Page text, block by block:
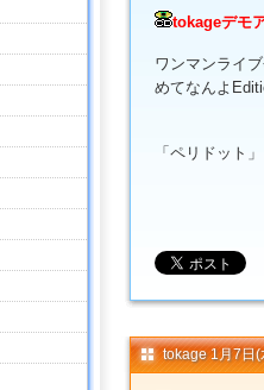
tokageデモ
ワンマンライ
めてなんよ
「ペリドット
tokage 1月7日(